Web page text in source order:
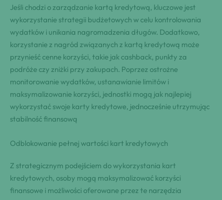
Jeśli chodzi o zarządzanie kartą kredytową, kluczowe jest
wykorzystanie strategii budżetowych w celu kontrolowania
wydatków i unikania nagromadzenia długów. Dodatkowo,
korzystanie z nagród związanych z kartą kredytową może
przynieść cenne korzyści, takie jak cashback, punkty za
podróże czy zniżki przy zakupach. Poprzez ostrożne
monitorowanie wydatków, ustanawianie limitów i
maksymalizowanie korzyści, jednostki mogą jak najlepiej
wykorzystać swoje karty kredytowe, jednocześnie utrzymując
stabilność finansową
Odblokowanie pełnej wartości kart kredytowych
Z strategicznym podejściem do wykorzystania kart
kredytowych, osoby mogą maksymalizować korzyści
finansowe i możliwości oferowane przez te narzędzia